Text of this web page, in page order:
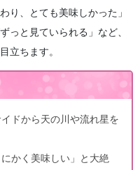
り、とても美味しかった」
っと見ていられる」など、
立ちます。
ドから天の川や流れ星を
かく美味しい」と大絶